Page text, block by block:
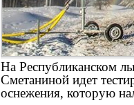
На Республиканском
Сметаниной идет
оснежения, которую